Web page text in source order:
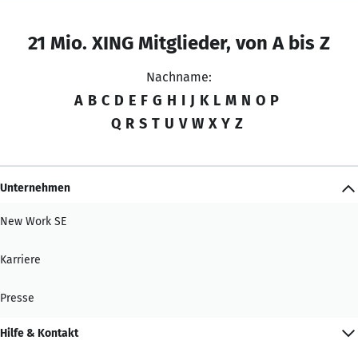
21 Mio. XING Mitglieder, von A bis Z
Nachname:
A B C D E F G H I J K L M N O P
Q R S T U V W X Y Z
Unternehmen
New Work SE
Karriere
Presse
Hilfe & Kontakt